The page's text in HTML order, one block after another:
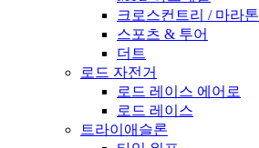
크로스컨트리 / 마라톤
스포츠 & 투어
더트
로드 자전거
로드 레이스 에어로
로드 레이스
트라이애슬론